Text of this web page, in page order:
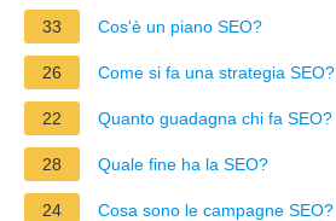
33 Cos'è un piano SEO?
26 Come si fa una strategia SEO?
22 Quanto guadagna chi fa SEO?
28 Quale fine ha la SEO?
24 Cosa sono le campagne SEO?